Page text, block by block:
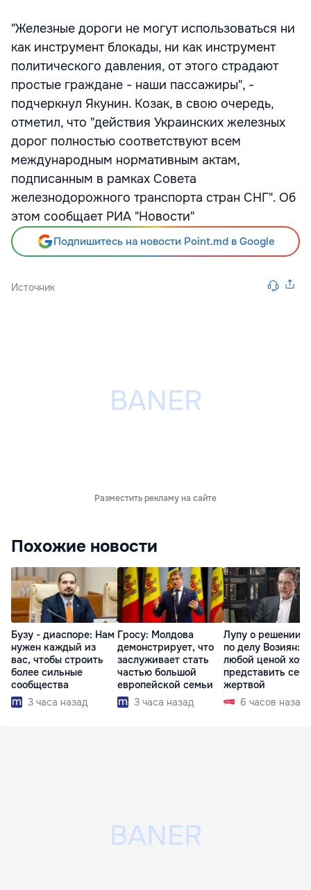
"Железные дороги не могут использоваться ни
как инструмент блокады, ни как инструмент
политического давления, от этого страдают
простые граждане - наши пассажиры", -
подчеркнул Якунин. Козак, в свою очередь,
отметил, что "действия Украинских железных
дорог полностью соответствуют всем
международным нормативным актам,
подписанным в рамках Совета
железнодорожного транспорта стран СНГ". Об
этом сообщает РИА "Новости"
Подпишитесь на новости Point.md в Google
Источник
Разместить рекламу на сайте
Похожие новости
Бузу - диаспоре: Нам
нужен каждый из
вас, чтобы строить
более сильные
сообщества
3 часа назад
Гросу: Молдова
демонстрирует, что
заслуживает стать
частью большой
европейской семьи
3 часа назад
Лупу о решении
по делу Возиян:
любой ценой
представить себя
жертвой
6 часов назад